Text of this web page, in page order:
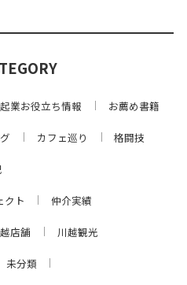
業お役立ち情報 お薦め書籍
カフェ巡り 格闘技
ト 仲介実績
店舗 川越観光
未分類